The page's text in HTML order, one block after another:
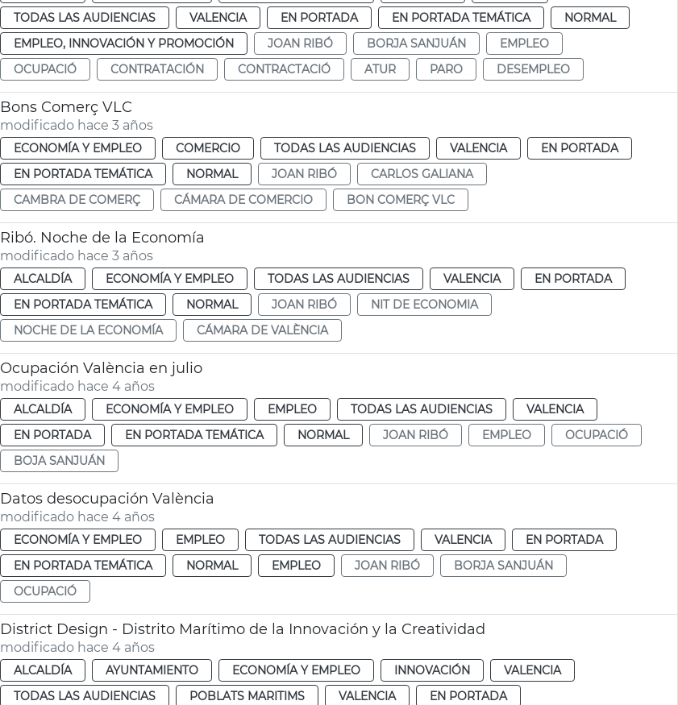
TODAS LAS AUDIENCIAS
VALENCIA EN PORTADA EN PORTADA TEMÁTICA
NORMAL
EMPLEO, INNOVACIÓN Y PROMOCIÓN
JOAN RIBÓ BORJA SANJUÁN
EMPLEO
OCUPACIÓ
CONTRATACIÓN CONTRACTACIÓ ATUR PARO DESEMPLEO
Bons Comerç VLC
modificado hace 3 años
ECONOMÍA Y EMPLEO COMERCIO TODAS LAS AUDIENCIAS VALENCIA
EN PORTADA
EN PORTADA TEMÁTICA
NORMAL JOAN RIBÓ
CARLOS GALIANA
CAMBRA DE COMERÇ
CÁMARA DE COMERCIO BON COMERÇ VLC
Ribó. Noche de la Economía
modificado hace 3 años
ALCALDÍA ECONOMÍA Y EMPLEO TODAS LAS AUDIENCIAS VALENCIA
EN PORTADA
EN PORTADA TEMÁTICA
NORMAL JOAN RIBÓ
NIT DE ECONOMIA
NOCHE DE LA ECONOMÍA
CÁMARA DE VALÈNCIA
Ocupación València en julio
modificado hace 4 años
ALCALDÍA ECONOMÍA Y EMPLEO EMPLEO TODAS LAS AUDIENCIAS
VALENCIA
EN PORTADA
EN PORTADA TEMÁTICA NORMAL JOAN RIBÓ EMPLEO
OCUPACIÓ
BOJA SANJUÁN
Datos desocupación València
modificado hace 4 años
ECONOMÍA Y EMPLEO EMPLEO TODAS LAS AUDIENCIAS VALENCIA
EN PORTADA
EN PORTADA TEMÁTICA
NORMAL EMPLEO JOAN RIBÓ
BORJA SANJUÁN
OCUPACIÓ
District Design - Distrito Marítimo de la Innovación y la Creatividad
modificado hace 4 años
ALCALDÍA AYUNTAMIENTO ECONOMÍA Y EMPLEO INNOVACIÓN
VALENCIA
TODAS LAS AUDIENCIAS
POBLATS MARITIMS VALENCIA EN PORTADA